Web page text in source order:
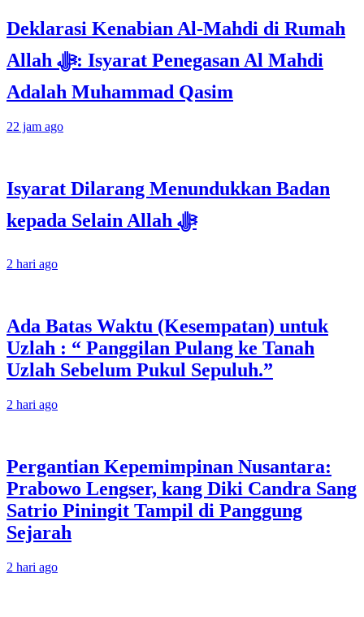
Deklarasi Kenabian Al-Mahdi di Rumah
Allah ﷻ: Isyarat Penegasan Al Mahdi
Adalah Muhammad Qasim
22 jam ago
Isyarat Dilarang Menundukkan Badan
kepada Selain Allah ﷻ
2 hari ago
Ada Batas Waktu (Kesempatan) untuk
Uzlah : “ Panggilan Pulang ke Tanah
Uzlah Sebelum Pukul Sepuluh.”
2 hari ago
Pergantian Kepemimpinan Nusantara:
Prabowo Lengser, kang Diki Candra Sang
Satrio Piningit Tampil di Panggung
Sejarah
2 hari ago